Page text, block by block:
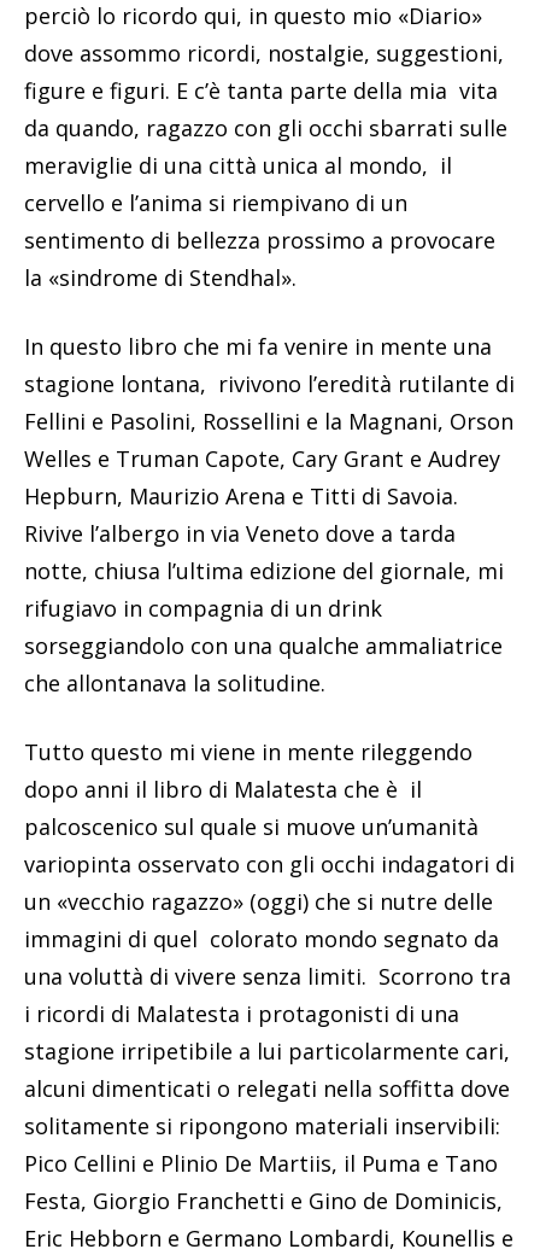
perciò lo ricordo qui, in questo mio «Diario»
dove assommo ricordi, nostalgie, suggestioni,
figure e figuri. E c’è tanta parte della mia vita
da quando, ragazzo con gli occhi sbarrati sulle
meraviglie di una città unica al mondo, il
cervello e l’anima si riempivano di un
sentimento di bellezza prossimo a provocare
la «sindrome di Stendhal».
In questo libro che mi fa venire in mente una
stagione lontana, rivivono l’eredità rutilante di
Fellini e Pasolini, Rossellini e la Magnani, Orson
Welles e Truman Capote, Cary Grant e Audrey
Hepburn, Maurizio Arena e Titti di Savoia.
Rivive l’albergo in via Veneto dove a tarda
notte, chiusa l’ultima edizione del giornale, mi
rifugiavo in compagnia di un drink
sorseggiandolo con una qualche ammaliatrice
che allontanava la solitudine.
Tutto questo mi viene in mente rileggendo
dopo anni il libro di Malatesta che è il
palcoscenico sul quale si muove un’umanità
variopinta osservato con gli occhi indagatori di
un «vecchio ragazzo» (oggi) che si nutre delle
immagini di quel colorato mondo segnato da
una voluttà di vivere senza limiti. Scorrono tra
i ricordi di Malatesta i protagonisti di una
stagione irripetibile a lui particolarmente cari,
alcuni dimenticati o relegati nella soffitta dove
solitamente si ripongono materiali inservibili:
Pico Cellini e Plinio De Martiis, il Puma e Tano
Festa, Giorgio Franchetti e Gino de Dominicis,
Eric Hebborn e Germano Lombardi, Kounellis e